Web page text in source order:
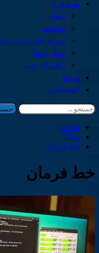
بهره وری
شغل
خلاقیت
پروژه های دست ساز
حمل و نقل
راهنمای خرید
خبرها
اختصاصی
جستجو
برای:
Home
وبلاگ
خط فرمان
خط فرمان